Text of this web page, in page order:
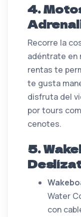
4.
Recorre la
adéntrate en
rentas te
te gusta
disfruta del
por tours
cenotes.
5.
Water
con